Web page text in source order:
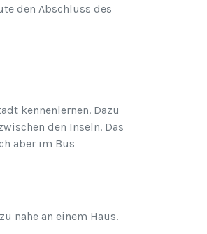
den Abschluss des
kennenlernen. Dazu
den Inseln. Das
aber im Bus
nahe an einem Haus.